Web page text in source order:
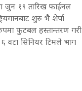
जुन १९ तारिख फाईनल
शुरु भै शेर्पा
फुटबल हस्तान्तरण गरी
वटा सिनियर टिमले भाग